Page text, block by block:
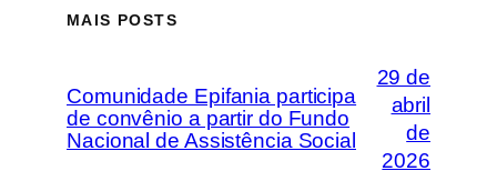
MAIS POSTS
Comunidade Epifania participa
de convênio a partir do Fundo
Nacional de Assistência Social
29 de
abril
de
2026